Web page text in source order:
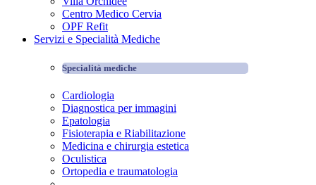
Centro Medico Cervia
OPF Refit
Servizi e Specialità Mediche
Specialità mediche
Cardiologia
Diagnostica per immagini
Epatologia
Fisioterapia e Riabilitazione
Medicina e chirurgia estetica
Oculistica
Ortopedia e traumatologia